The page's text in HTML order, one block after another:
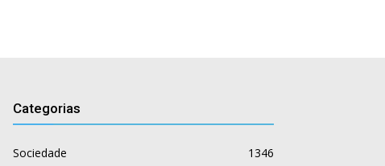
Categorias
Sociedade
1346